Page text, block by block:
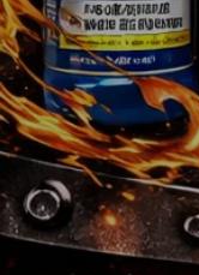
Jedes Logo ist Eigentum